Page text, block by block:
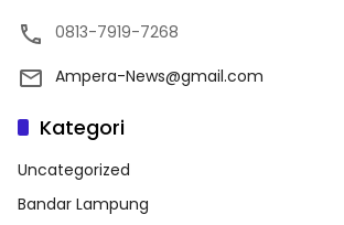
0813-7919-7268
Ampera-News@gmail.com
Kategori
Uncategorized
Bandar Lampung